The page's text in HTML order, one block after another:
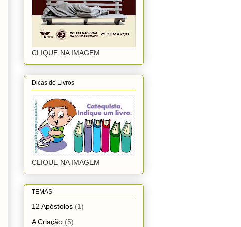
CLIQUE NA IMAGEM
Dicas de Livros
CLIQUE NA IMAGEM
TEMAS
12 Apóstolos (1)
A Criação (5)